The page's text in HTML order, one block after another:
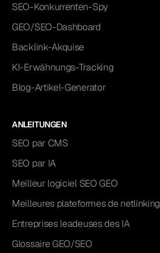
SEO-Konkurrenten-Spy
GEO/SEO-Dashboard
Backlink-Akquise
KI-Erwähnungs-Tracking
Blog-Artikel-Generator
ANLEITUNGEN
SEO par CMS
SEO par IA
Meilleur logiciel SEO GEO
Meilleures plateformes de netlinking
Entreprises leadeuses des IA
Glossaire GEO/SEO